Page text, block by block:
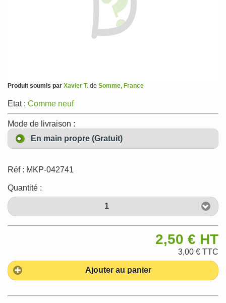
Produit soumis par Xavier T. de Somme, France
Etat : Comme neuf
Mode de livraison :
En main propre (Gratuit)
Réf : MKP-042741
Quantité :
1
2,50 € HT
3,00 € TTC
Ajouter au panier